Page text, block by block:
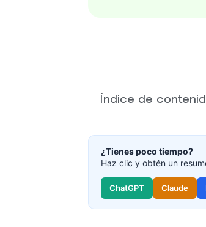
Índice de
¿Tienes poco tiempo?
Haz clic y obtén un
ChatGPT Claude